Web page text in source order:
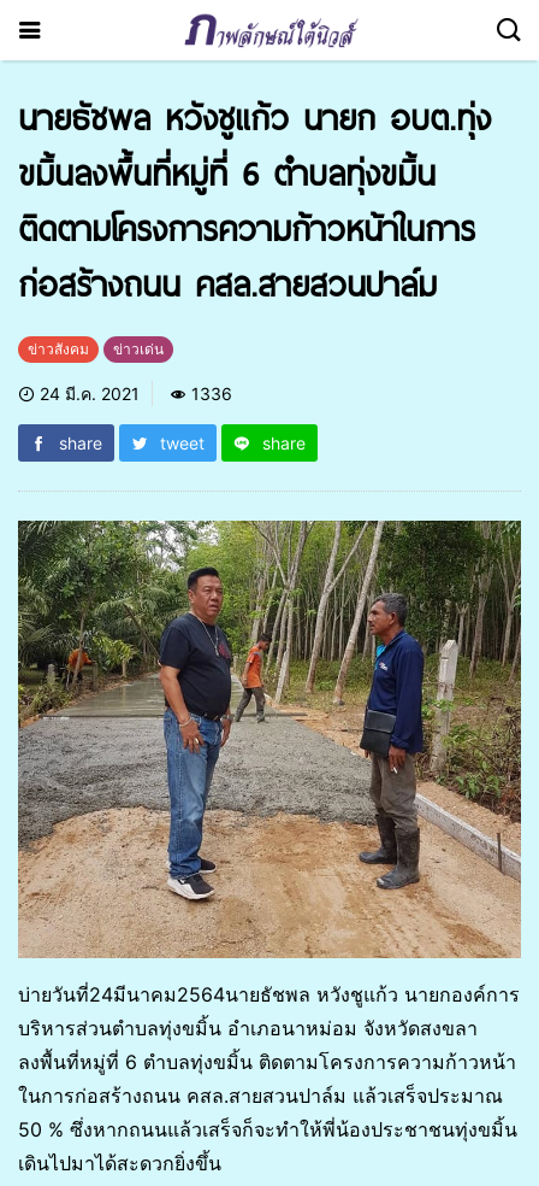
นายธัชพล หวังชูแก้ว นายก อบต.ทุ่ง
ขมิ้นลงพื้นที่หมู่ที่ 6 ตำบลทุ่งขมิ้น
ติดตามโครงการความก้าวหน้าในการ
ก่อสร้างถนน คสล.สายสวนปาล์ม
ข่าวสังคม ข่าวเด่น
24 มี.ค. 2021 1336
share tweet share
บ่ายวันที่24มีนาคม2564นายธัชพล หวังชูแก้ว นายกองค์การ
บริหารส่วนตำบลทุ่งขมิ้น อำเภอนาหม่อม จังหวัดสงขลา
ลงพื้นที่หมู่ที่ 6 ตำบลทุ่งขมิ้น ติดตามโครงการความก้าวหน้า
ในการก่อสร้างถนน คสล.สายสวนปาล์ม แล้วเสร็จประมาณ
50 % ซึ่งหากถนนแล้วเสร็จก็จะทำให้พี่น้องประชาชนทุ่งขมิ้น
เดินไปมาได้สะดวกยิ่งขึ้น